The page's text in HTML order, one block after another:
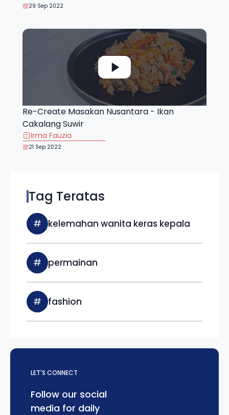
29 Sep 2022
Re-Create Masakan Nusantara - Ikan
Cakalang Suwir
Irma Fauzia
21 Sep 2022
Tag Teratas
# kelemahan wanita keras kepala
# permainan
# fashion
LET'S CONNECT
Follow our social
media for daily